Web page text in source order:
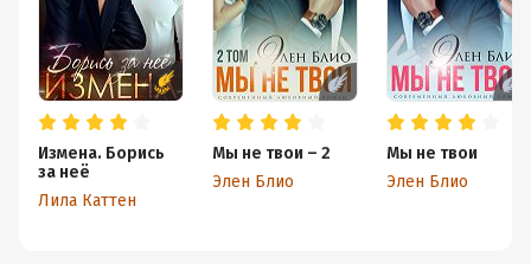
Измена. Борись
за неё
Лила Каттен
Мы не твои – 2
Элен Блио
Мы не твои
Элен Блио